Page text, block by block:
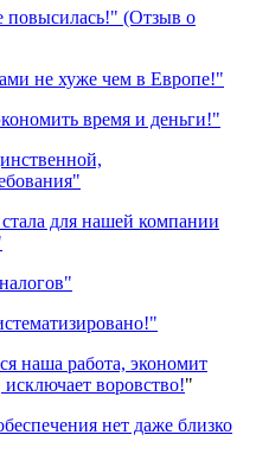
повысилась!" (Отзыв о
не хуже чем в Европе!"
время и деньги!"
для нашей компании
наша работа, экономит
исключает воровство!"
нет даже близко